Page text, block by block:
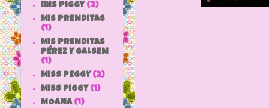
mis piggy (2)
MIS PRENDITAS
(1)
MIS PRENDITAS
PÉREZ Y GALSEM
(1)
MISS PEGGY (2)
MISS PIGGY (1)
MOANA (1)